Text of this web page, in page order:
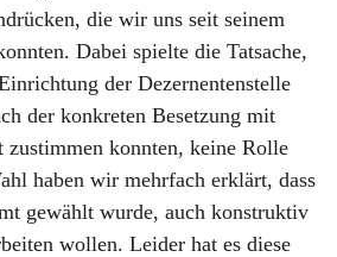
die wir uns seit seinem
Dabei spielte die Tatsache,
der Dezernentenstelle
der konkreten Besetzung mit
zustimmen konnten, keine Rolle
haben wir mehrfach erklärt, dass
gewählt wurde, auch konstruktiv
wollen. Leider hat es diese